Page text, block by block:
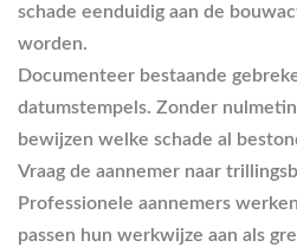
schade eenduidig aan de
worden.
Documenteer bestaande
datumstempels. Zonder
bewijzen welke schade al
Vraag de aannemer naar
Professionele aannemers
passen hun werkwijze aan als